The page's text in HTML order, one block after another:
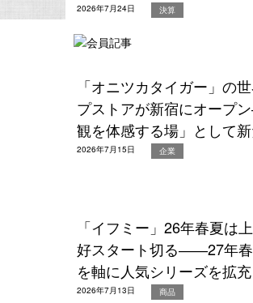
2026年7月24日 決算
「オニツカタイガー」の
プストアが新宿にオープ
観を体感する場」として
2026年7月15日 企業
「イフミー」26年春夏は
好スタート切る――27年
を軸に人気シリーズを拡充
2026年7月13日 商品